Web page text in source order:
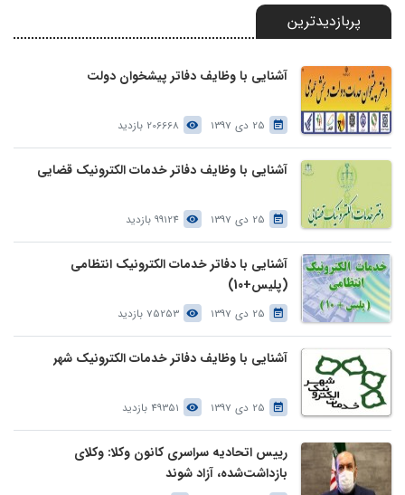
پربازدیدترین
آشنایی با وظایف دفاتر پیشخوان دولت
25 دی 1397 206668 بازدید
آشنایی با وظایف دفاتر خدمات الکترونیک قضایی
25 دی 1397 99124 بازدید
آشنایی با دفاتر خدمات الکترونیک انتظامی
(پلیس+10)
25 دی 1397 75253 بازدید
آشنایی با وظایف دفاتر خدمات الکترونیک شهر
25 دی 1397 49351 بازدید
رییس اتحادیه سراسری کانون وکلا: وکلای
بازداشت‌شده، آزاد شوند